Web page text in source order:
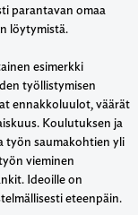
parantavan omaa
löytymistä.
esimerkki
työllistymisen
ennakkoluulot, väärät
Koulutuksen ja
työn saumakohtien yli
vieminen
Ideoille on
eteenpäin.